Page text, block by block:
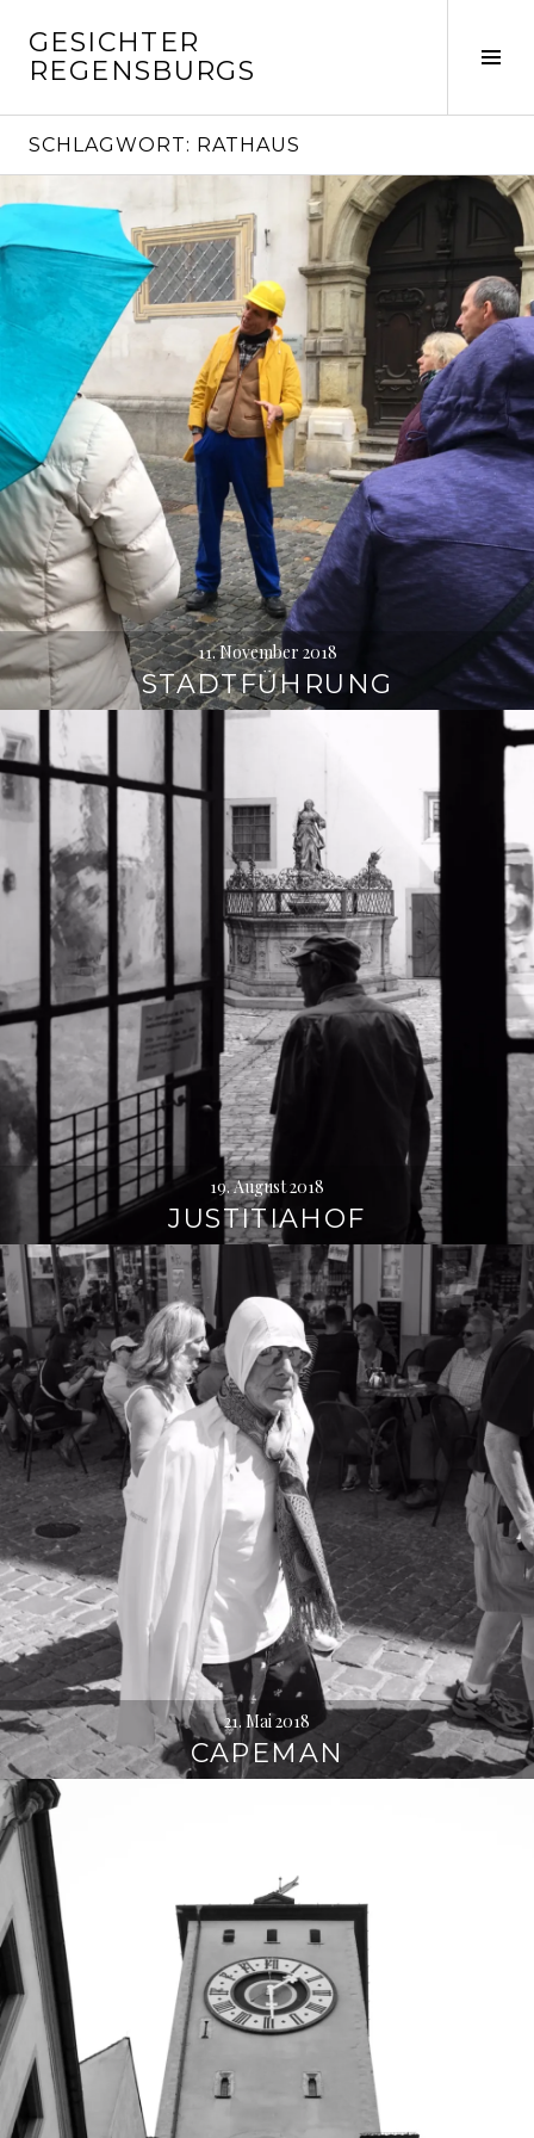
zum
Inhalt
GESICHTER
REGENSBURGS
SCHLAGWORT: RATHAUS
11. November 2018
STADTFÜHRUNG
19. August 2018
JUSTITIAHOF
21. Mai 2018
CAPEMAN